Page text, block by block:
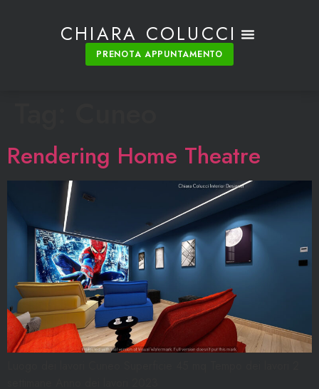
CHIARA COLUCCI
PRENOTA APPUNTAMENTO
Rendering Home Theatre